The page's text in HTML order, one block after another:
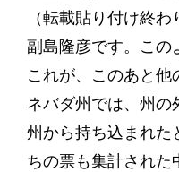
（転載貼り付け終わ
副島隆彦です。この
これが、このあと他
ネバダ州では、州の
州から持ち込まれた
ちの票も集計された